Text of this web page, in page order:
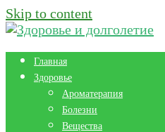
Skip to content
Главная
Здоровье
Ароматерапия
Болезни
Вещества